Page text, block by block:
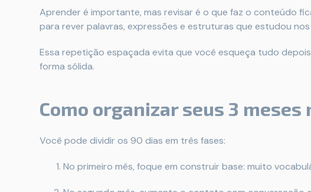
Aprender é importante, mas revisar é o que faz o conteúdo
para rever palavras, expressões e estruturas que estudou
Essa repetição espaçada evita que você esqueça tudo
forma sólida.
Como organizar seus 3 meses
Você pode dividir os 90 dias em três fases:
No primeiro mês, foque em construir base: muito